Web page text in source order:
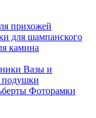
прихожей
для шампанского
камина
Вазы и
подушки
Фоторамки